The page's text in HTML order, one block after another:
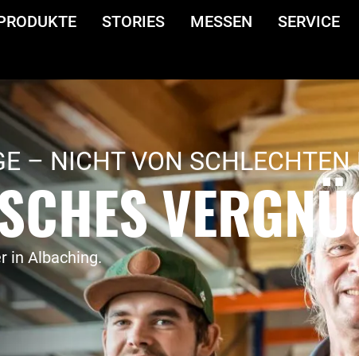
STORIES MESSEN SERVICE
– NICHT VON SCHLECHTEN
in Albaching.